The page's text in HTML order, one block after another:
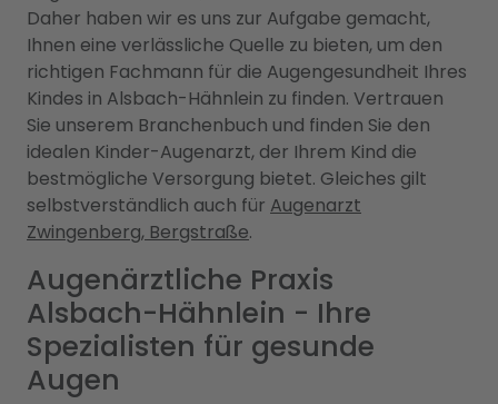
Daher haben wir es uns zur Aufgabe gemacht,
Ihnen eine verlässliche Quelle zu bieten, um den
richtigen Fachmann für die Augengesundheit Ihres
Kindes in Alsbach-Hähnlein zu finden. Vertrauen
Sie unserem Branchenbuch und finden Sie den
idealen Kinder-Augenarzt, der Ihrem Kind die
bestmögliche Versorgung bietet. Gleiches gilt
selbstverständlich auch für Augenarzt
Zwingenberg, Bergstraße.
Augenärztliche Praxis
Alsbach-Hähnlein - Ihre
Spezialisten für gesunde
Augen